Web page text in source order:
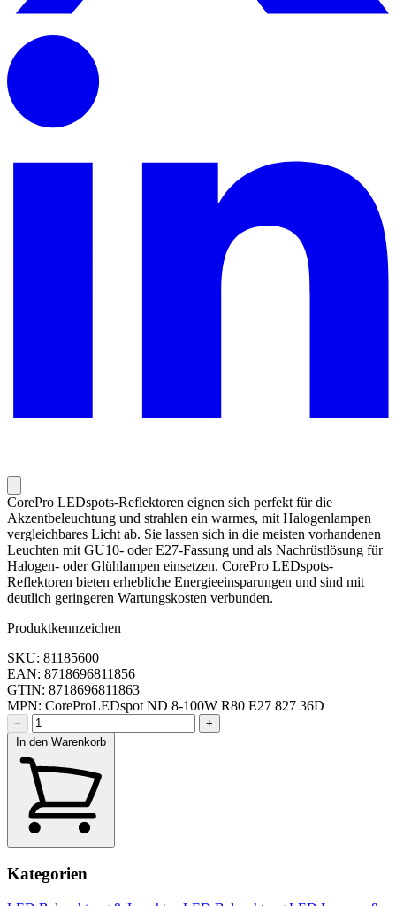
CorePro LEDspots-Reflektoren eignen sich perfekt für die
Akzentbeleuchtung und strahlen ein warmes, mit Halogenlampen
vergleichbares Licht ab. Sie lassen sich in die meisten vorhandenen
Leuchten mit GU10- oder E27-Fassung und als Nachrüstlösung für
Halogen- oder Glühlampen einsetzen. CorePro LEDspots-
Reflektoren bieten erhebliche Energieeinsparungen und sind mit
deutlich geringeren Wartungskosten verbunden.
Produktkennzeichen
SKU: 81185600
EAN: 8718696811856
GTIN: 8718696811863
MPN: CoreProLEDspot ND 8-100W R80 E27 827 36D
−
+
In den Warenkorb
Kategorien